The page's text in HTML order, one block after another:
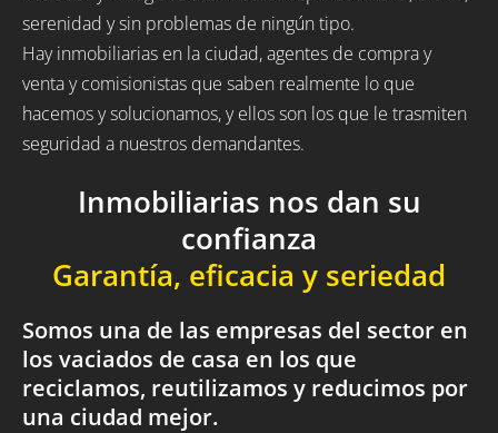
serenidad y sin problemas de ningún tipo.
Hay inmobiliarias en la ciudad, agentes de compra y
venta y comisionistas que saben realmente lo que
hacemos y solucionamos, y ellos son los que le trasmiten
seguridad a nuestros demandantes.
Inmobiliarias nos dan su
confianza
Garantía, eficacia y seriedad
Somos una de las empresas del sector en
los vaciados de casa en los que
reciclamos, reutilizamos y reducimos por
una ciudad mejor.